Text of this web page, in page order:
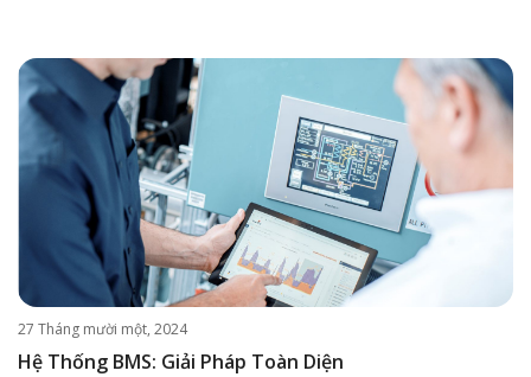
27 Tháng mười một, 2024
Hệ Thống BMS: Giải Pháp Toàn Diện